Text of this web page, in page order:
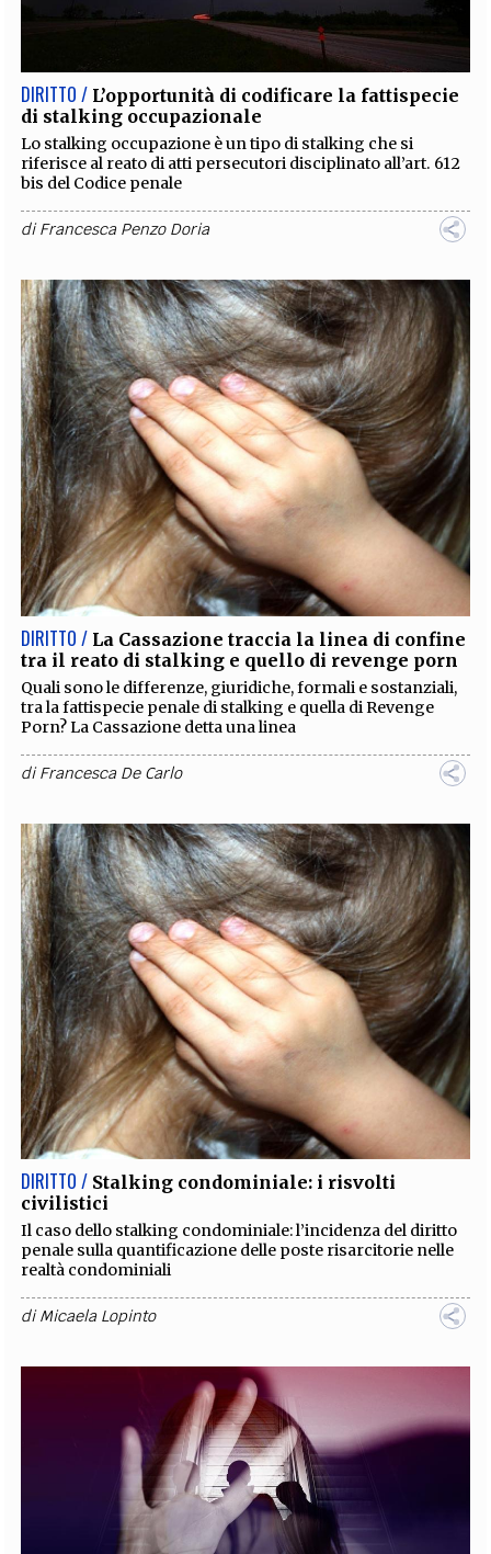
EXTRA
RUBRICHE PUBBLICITÀ
SOCIAL MEDIA
DIRITTO / L’opportunità di codificare la fattispecie
di stalking occupazionale
Lo stalking occupazione è un tipo di stalking che si
riferisce al reato di atti persecutori disciplinato all’art. 612
bis del Codice penale
diFrancesca Penzo Doria
DIRITTO / La Cassazione traccia la linea di confine
tra il reato di stalking e quello di revenge porn
Quali sono le differenze, giuridiche, formali e sostanziali,
tra la fattispecie penale di stalking e quella di Revenge
Porn? La Cassazione detta una linea
diFrancesca De Carlo
DIRITTO / Stalking condominiale: i risvolti
civilistici
Il caso dello stalking condominiale: l’incidenza del diritto
penale sulla quantificazione delle poste risarcitorie nelle
realtà condominiali
diMicaela Lopinto